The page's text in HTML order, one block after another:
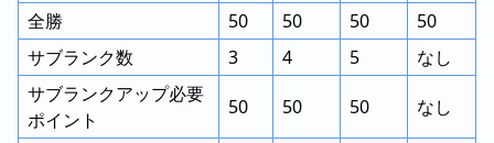
全勝
50 50 50
50
サブランク数
3 4 5
なし
サブランクアップ必要
ポイント
50 50 50 なし